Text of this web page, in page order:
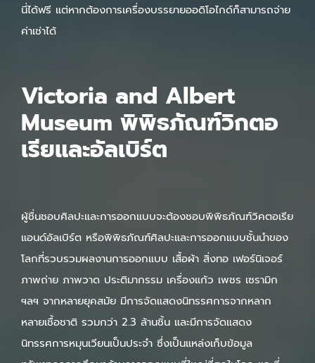
นี่ได้ฟรี แต่หากต้องการเครื่องบรรยายออดิโอไกด์ก็สามารถจ่าย
ค่าเช่าได้
Victoria and Albert
Museum พิพิธภัณฑ์วิกตอ
เรียและอัลเบิร์ต
ผู้ชื่นชอบศิลปะและการออกแบบจะต้องชอบพิพิธภัณฑ์วิคตอเรีย
แอนด์อัลเบิร์ต หรือพิพิธภัณฑ์ศิลปะและการออกแบบชั้นนำของ
โลกที่รวบรวมผลงานการออกแบบ เสื้อผ้า สิ่งทอ เฟอร์นิเจอร์
ภาพถ่าย ภาพวาด ประติมากรรม เครื่องแก้ว เพชร เซรามิก
ฯลฯ จากหลายยุคสมัย มีการจัดแสดงนิทรรศการจากหลาก
หลายเชื้อชาติ รวมกว่า 2.3 ล้านชิ้น และมีการจัดแสดง
นิทรรศการหมุนเวียนเป็นประจำ ซึ่งเป็นแหล่งเก็บข้อมูล